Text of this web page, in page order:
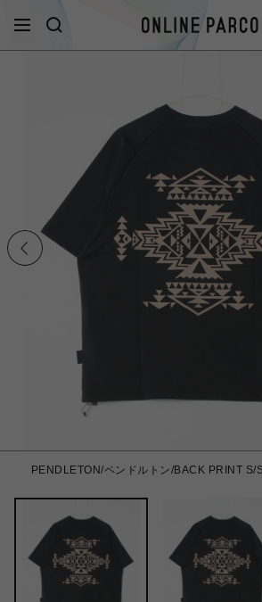
PENDLETON/ペンドルトン/BACK PRINT S/